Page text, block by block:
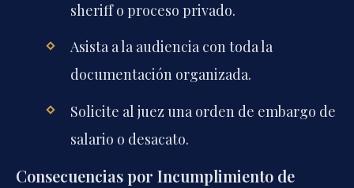
sheriff o proceso privado.
Asista a la audiencia con toda la
documentación organizada.
Solicite al juez una orden de embargo de
salario o desacato.
Consecuencias por Incumplimiento de